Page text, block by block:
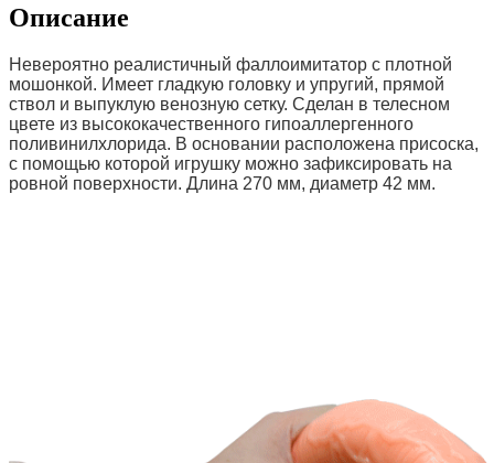
Описание
Невероятно реалистичный фаллоимитатор с плотной
мошонкой. Имеет гладкую головку и упругий, прямой
ствол и выпуклую венозную сетку. Сделан в телесном
цвете из высококачественного гипоаллергенного
поливинилхлорида. В основании расположена присоска,
с помощью которой игрушку можно зафиксировать на
ровной поверхности. Длина 270 мм, диаметр 42 мм.